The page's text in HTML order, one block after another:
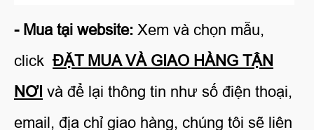
- Mua tại website: Xem và chọn mẫu,
click ĐẶT MUA VÀ GIAO HÀNG TẬN
NƠI và để lại thông tin như số điện thoại,
email, địa chỉ giao hàng, chúng tôi sẽ liên